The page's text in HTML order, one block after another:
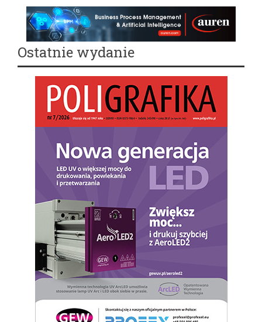
Ostatnie wydanie